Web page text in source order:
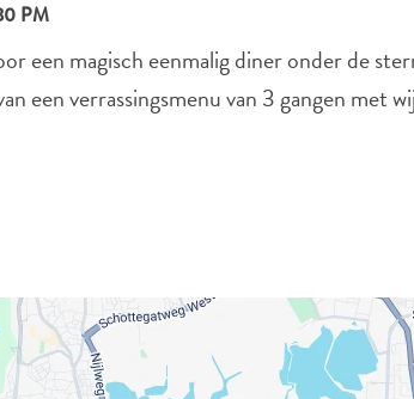
PM
een magisch eenmalig diner onder de
een verrassingsmenu van 3 gangen met